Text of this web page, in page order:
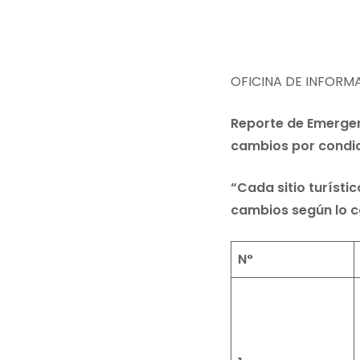
OFICINA DE
Reporte de
cambios por
“Cada sitio
cambios según lo
N°